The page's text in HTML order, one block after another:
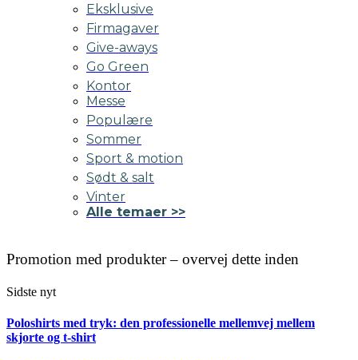
Eksklusive
Firmagaver
Give-aways
Go Green
Kontor
Messe
Populære
Sommer
Sport & motion
Sødt & salt
Vinter
Alle temaer >>
Promotion med produkter – overvej dette inden
Sidste nyt
Poloshirts med tryk: den professionelle mellemvej mellem
skjorte og t-shirt